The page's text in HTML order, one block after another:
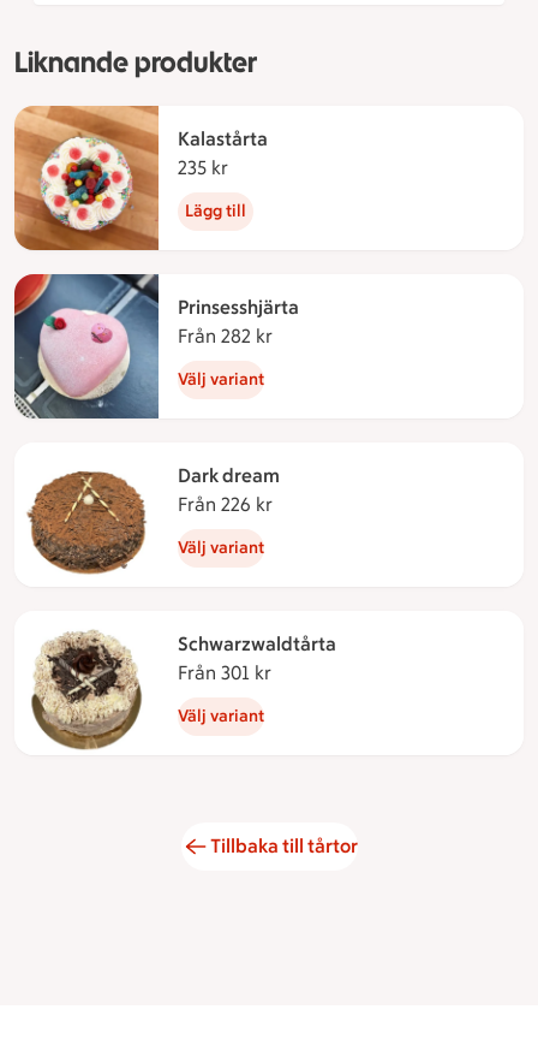
Liknande produkter
Kalastårta
235 kr
Lägg till
Prinsesshjärta
Från 282 kr
Välj variant
Dark dream
Från 226 kr
Välj variant
Schwarzwaldtårta
Från 301 kr
Välj variant
Tillbaka till tårtor